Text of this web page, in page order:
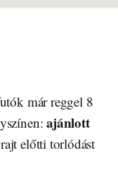
már reggel 8
ajánlott
előtti torlódást